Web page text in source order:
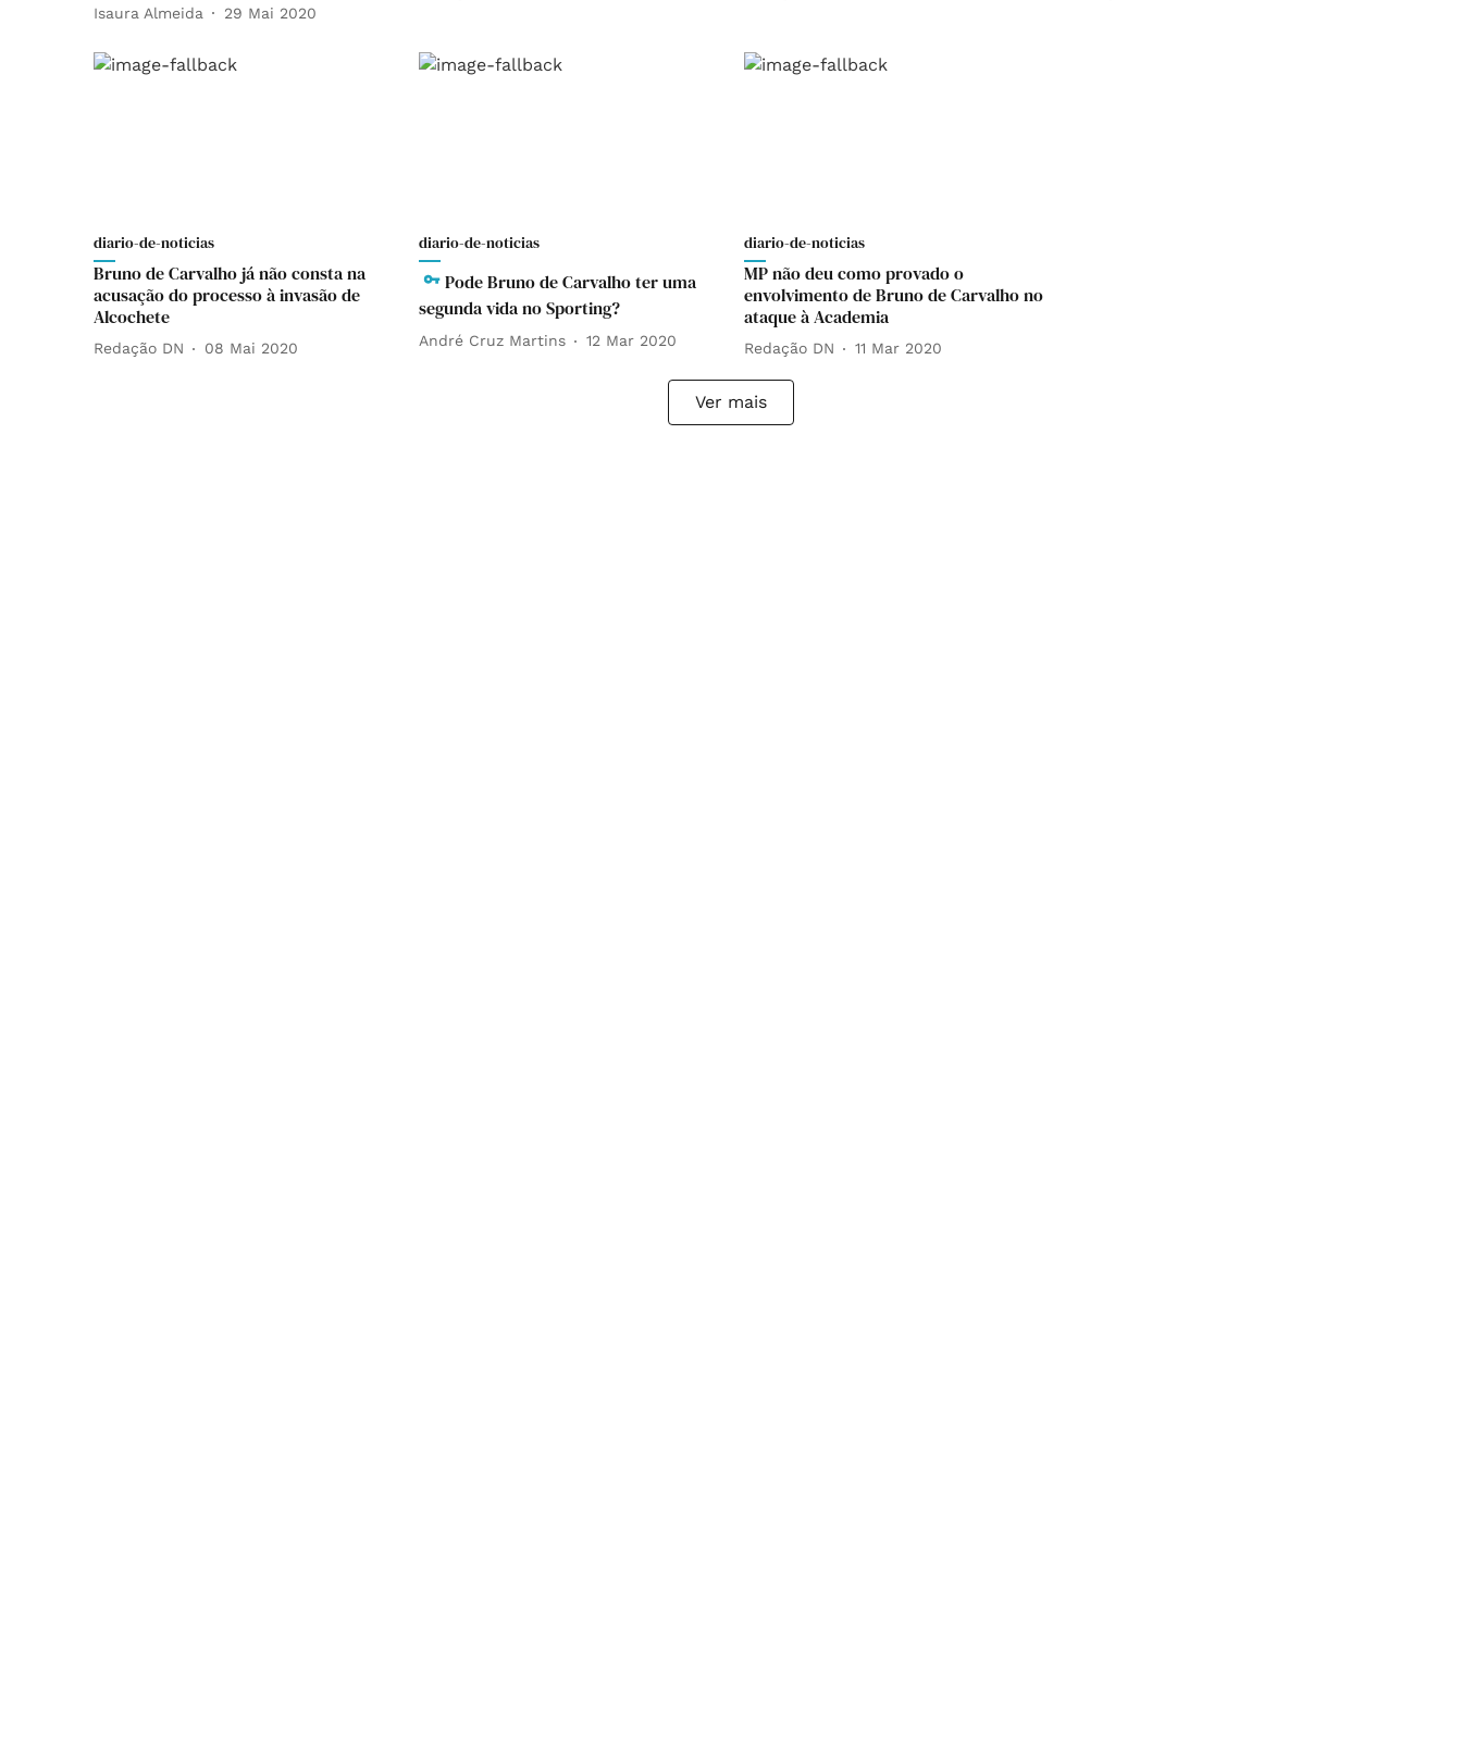
Isaura Almeida 29 Mai 2020
diario-de-noticias
Bruno de Carvalho já não consta na
acusação do processo à invasão de
Alcochete
Redação DN 08 Mai 2020
diario-de-noticias
Pode Bruno de Carvalho ter uma
segunda vida no Sporting?
André Cruz Martins 12 Mar 2020
diario-de-noticias
MP não deu como provado o
envolvimento de Bruno de Carvalho no
ataque à Academia
Redação DN 11 Mar 2020
Ver mais